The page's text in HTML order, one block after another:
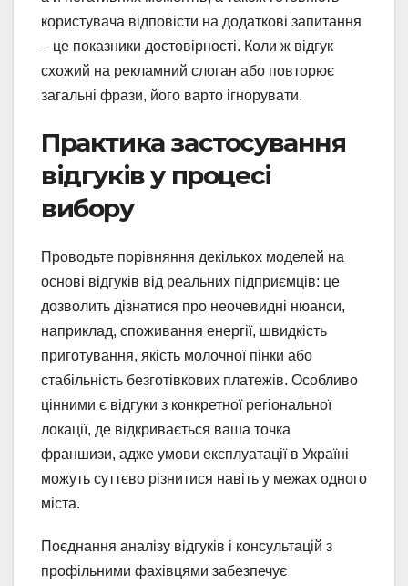
користувача відповісти на додаткові запитання
– це показники достовірності. Коли ж відгук
схожий на рекламний слоган або повторює
загальні фрази, його варто ігнорувати.
Практика застосування
відгуків у процесі
вибору
Проводьте порівняння декількох моделей на
основі відгуків від реальних підприємців: це
дозволить дізнатися про неочевидні нюанси,
наприклад, споживання енергії, швидкість
приготування, якість молочної пінки або
стабільність безготівкових платежів. Особливо
цінними є відгуки з конкретної регіональної
локації, де відкривається ваша точка
франшизи, адже умови експлуатації в Україні
можуть суттєво різнитися навіть у межах одного
міста.
Поєднання аналізу відгуків і консультацій з
профільними фахівцями забезпечує